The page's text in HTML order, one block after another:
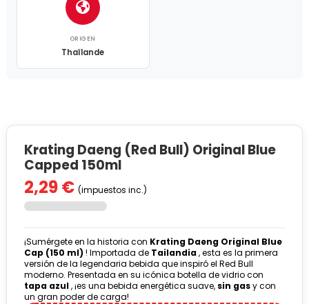
ORIGEN
Thaïlande
Krating Daeng (Red Bull) Original Blue
Capped 150ml
2,29 € (impuestos inc.)
¡Sumérgete en la historia con Krating Daeng Original Blue
Cap (150 ml) ! Importada de Tailandia, esta es la primera
versión de la legendaria bebida que inspiró el Red Bull
moderno. Presentada en su icónica botella de vidrio con
tapa azul, ¡es una bebida energética suave, sin gasy con
un gran poder de carga!